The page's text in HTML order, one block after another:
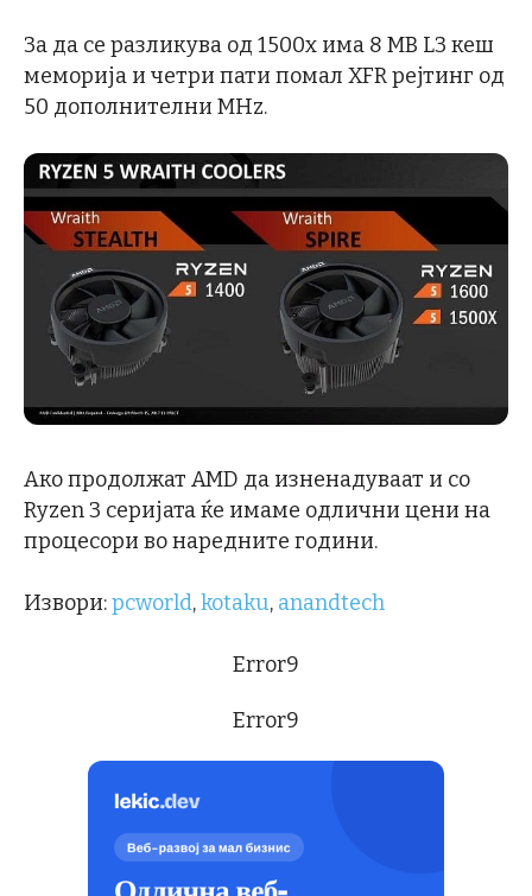
За да се разликува од 1500x има 8 MB L3 кеш
меморија и четри пати помал XFR рејтинг од
50 дополнителни MHz.
Ако продолжат AMD да изненадуваат и со
Ryzen 3 серијата ќе имаме одлични цени на
процесори во наредните години.
Извори:pcworld,kotaku, anandtech
Error9
Error9